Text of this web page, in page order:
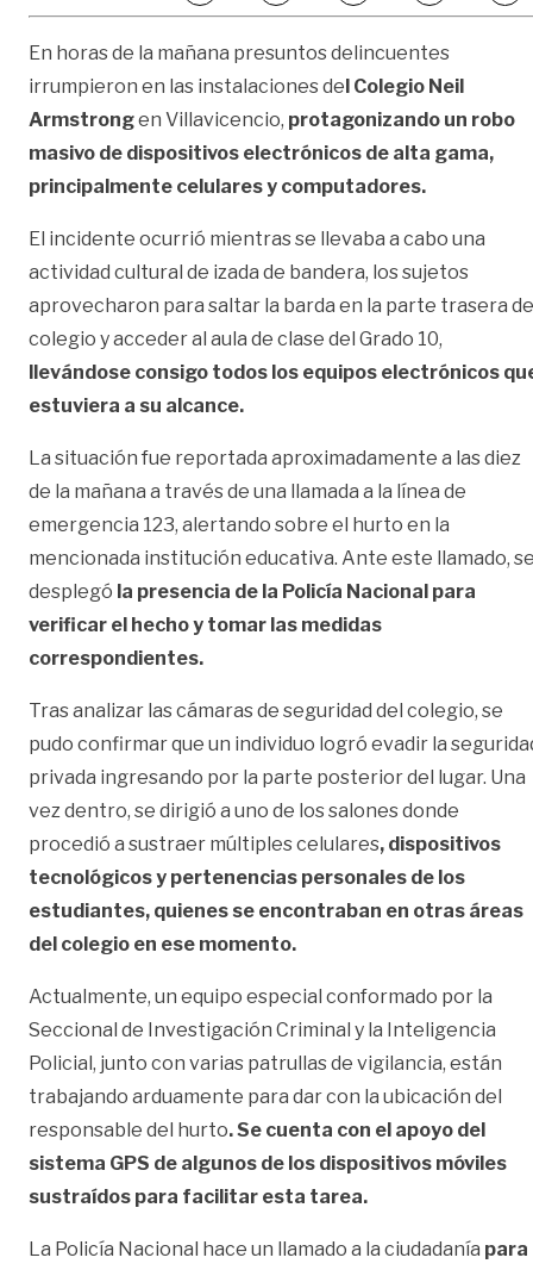
En horas de la mañana presuntos delincuentes
irrumpieron en las instalaciones de l Colegio Neil
Armstrongen Villavicencio, protagonizando un robo
masivo de dispositivos electrónicos de alta gama,
principalmente celulares y computadores.
El incidente ocurrió mientras se llevaba a cabo una
actividad cultural de izada de bandera, los sujetos
aprovecharon para saltar la barda en la parte trasera
colegio y acceder al aula de clase del Grado 10,
llevándose consigo todos los equipos electrónicos
estuviera a su alcance.
La situación fue reportada aproximadamente a las diez
de la mañana a través de una llamada a la línea de
emergencia 123, alertando sobre el hurto en la
mencionada institución educativa. Ante este llamado,
desplegó la presencia de la Policía Nacional para
verificar el hecho y tomar las medidas
correspondientes.
Tras analizar las cámaras de seguridad del colegio, se
pudo confirmar que un individuo logró evadir la
privada ingresando por la parte posterior del lugar. Una
vez dentro, se dirigió a uno de los salones donde
procedió a sustraer múltiples celulares, dispositivos
tecnológicos y pertenencias personales de los
estudiantes, quienes se encontraban en otras áreas
del colegio en ese momento.
Actualmente, un equipo especial conformado por la
Seccional de Investigación Criminal y la Inteligencia
Policial, junto con varias patrullas de vigilancia, están
trabajando arduamente para dar con la ubicación del
responsable del hurto. Se cuenta con el apoyo del
sistema GPS de algunos de los dispositivos móviles
sustraídos para facilitar esta tarea.
La Policía Nacional hace un llamado a la ciudadanía para